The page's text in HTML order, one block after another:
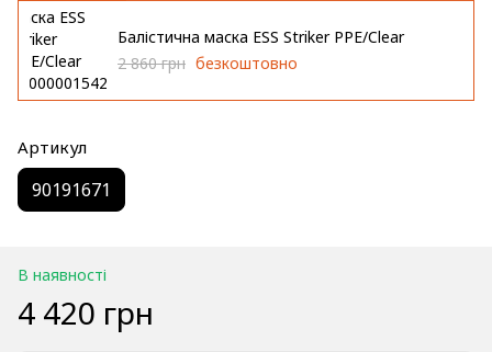
Балістична маска ESS Striker PPE/Clear
2 860 грн безкоштовно
Артикул
90191671
В наявності
4 420 грн